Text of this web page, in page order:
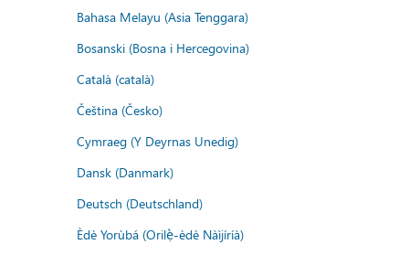
Bahasa Melayu (Asia Tenggara)
Bosanski (Bosna i Hercegovina)
Català (català)
Čeština (Česko)
Cymraeg (Y Deyrnas Unedig)
Dansk (Danmark)
Deutsch (Deutschland)
Èdè Yorùbá (Orilẹ̀-èdè Nàìjíríà)